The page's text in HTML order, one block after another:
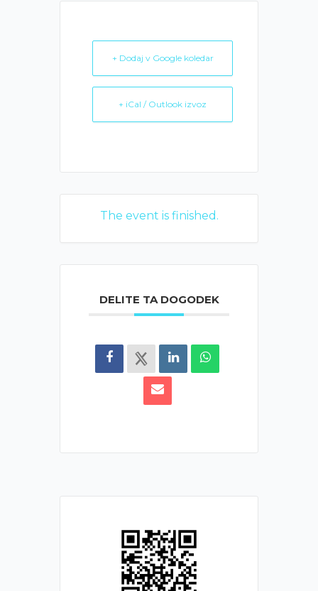
+ Dodaj v Google koledar
+ iCal / Outlook izvoz
The event is finished.
DELITE TA DOGODEK